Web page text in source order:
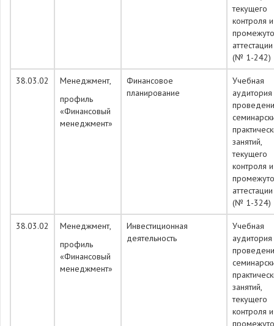
текущего
контроля и
аттестации
(№ 1-242)
38.03.02
Менеджмент,
профиль
«Финансовый
менеджмент»
Финансовое
планирование
Учебная
занятий,
текущего
контроля и
аттестации
(№ 1-324)
38.03.02
Менеджмент,
профиль
«Финансовый
менеджмент»
Инвестиционная
деятельность
Учебная
занятий,
текущего
контроля и